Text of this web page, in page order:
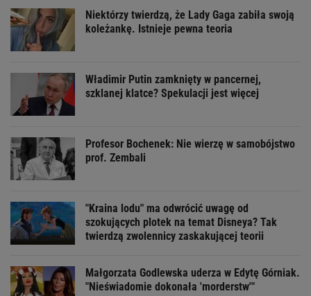
Niektórzy twierdzą, że Lady Gaga zabiła swoją
koleżankę. Istnieje pewna teoria
Władimir Putin zamknięty w pancernej,
szklanej klatce? Spekulacji jest więcej
Profesor Bochenek: Nie wierzę w samobójstwo
prof. Zembali
"Kraina lodu" ma odwrócić uwagę od
szokujących plotek na temat Disneya? Tak
twierdzą zwolennicy zaskakującej teorii
Małgorzata Godlewska uderza w Edytę Górniak.
"Nieświadomie dokonała 'morderstw'"